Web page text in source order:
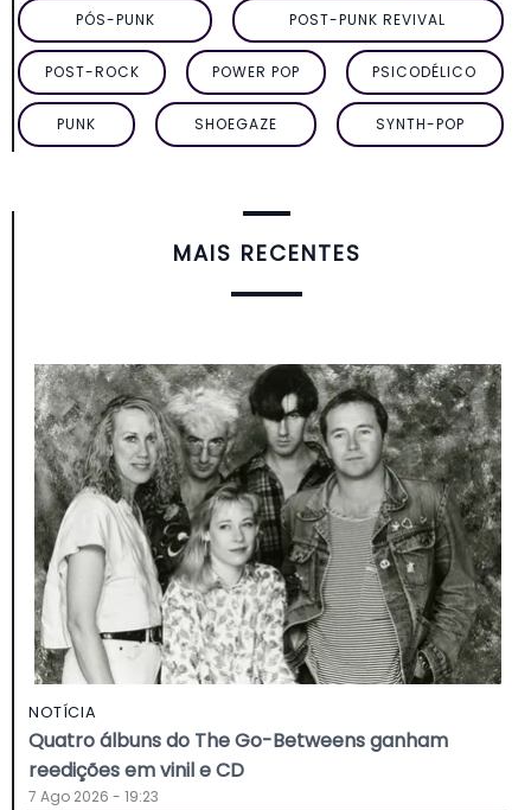
PÓS-PUNK POST-PUNK REVIVAL
POST-ROCK POWER POP PSICODÉLICO
PUNK SHOEGAZE SYNTH-POP
MAIS RECENTES
NOTÍCIA
Quatro álbuns do The Go-Betweens ganham
reedições em vinil e CD
7 Ago 2026 - 19:23